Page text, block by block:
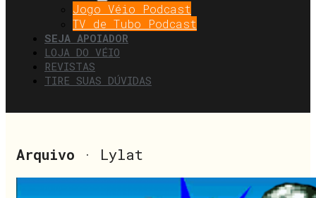
Jogo Véio Podcast
TV de Tubo Podcast
SEJA APOIADOR
LOJA DO VÉIO
REVISTAS
TIRE SUAS DÚVIDAS
Arquivo · Lylat